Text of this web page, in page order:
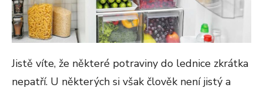
Jistě víte, že některé potraviny do lednice zkrátka
nepatří. U některých si však člověk není jistý a